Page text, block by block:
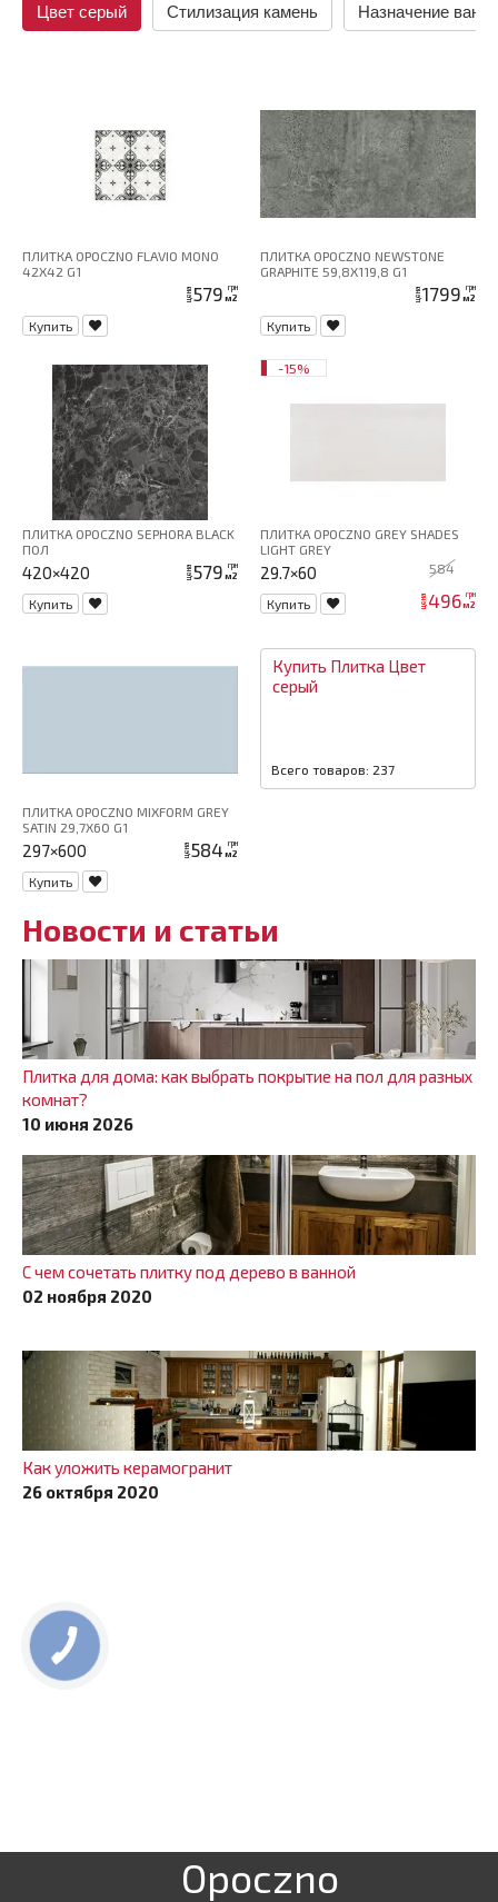
Цвет серый Стилизация камень Назначение
ПЛИТКА OPOCZNO FLAVIO MONO
42X42 G1
цена 579 грн
м2
Купить
ПЛИТКА OPOCZNO NEWSTONE
GRAPHITE 59,8X119,8 G1
цена1799 грн
м2
Купить
ПЛИТКА OPOCZNO SEPHORA BLACK
ПОЛ
420×420 цена 579 грн
м2
Купить
-15%
ПЛИТКА OPOCZNO GREY SHADES
LIGHT GREY
29.7×60 584
Купить цена 496 грн
м2
ПЛИТКА OPOCZNO MIXFORM GREY
SATIN 29,7X60 G1
297×600 цена 584 грн
м2
Купить
Купить Плитка Цвет
серый
Всего товаров: 237
Новости и статьи
Плитка для дома: как выбрать покрытие на пол для разных
комнат?
10 июня 2026
С чем сочетать плитку под дерево в ванной
02 ноября 2020
Как уложить керамогранит
26 октября 2020
Opoczno